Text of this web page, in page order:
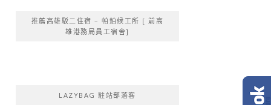
推薦高雄駁二住宿 – 帕鉑候工所 [ 前高
雄港務局員工宿舍]
LAZYBAG 駐站部落客